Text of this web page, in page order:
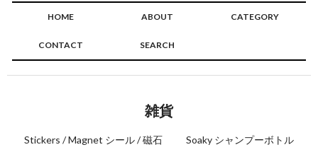
HOME ABOUT CATEGORY
CONTACT SEARCH
雑貨
Stickers / Magnet シール / 磁石
Soaky シャンプーボトル